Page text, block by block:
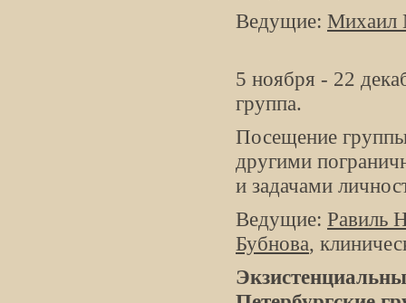
Ведущие: Михаил
5 ноября - 22
группа.
Посещение
другими
и задачами
Ведущие: Равиль
Бубнова,